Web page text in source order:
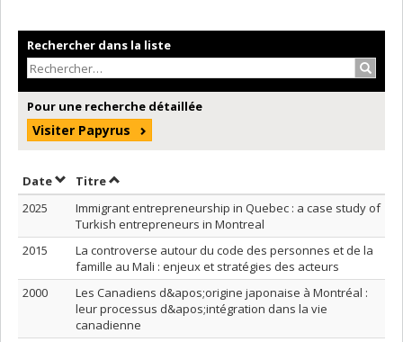
Rechercher dans la liste
Pour une recherche détaillée
Visiter Papyrus
DateTrier par date en ordre décroissant
TitreTrier par titre en ordre décroissant
2025
Immigrant entrepreneurship in Quebec : a case study of
Turkish entrepreneurs in Montreal
2015
La controverse autour du code des personnes et de la
famille au Mali : enjeux et stratégies des acteurs
2000
Les Canadiens d&apos;origine japonaise à Montréal :
leur processus d&apos;intégration dans la vie
canadienne